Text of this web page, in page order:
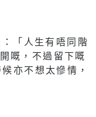
「人生有唔同階
嘅，不過留下嘅
亦不想太慘情，